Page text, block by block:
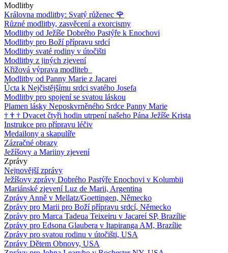
Modlitby
Královna modlitby: Svatý růženec 🌹
Různé modlitby, zasvěcení a exorcismy
Modlitby od Ježíše Dobrého Pastýře k Enochovi
Modlitby pro Boží přípravu srdcí
Modlitby svaté rodiny v útočišti
Modlitby z jiných zjevení
Křižová výprava modliteb
Modlitby od Panny Marie z Jacarei
Úcta k Nejčistějšímu srdci svatého Josefa
Modlitby pro spojení se svatou láskou
Plamen lásky Neposkvrněného Srdce Panny Marie
† † † Dvacet čtyři hodin utrpení našeho Pána Ježíše Krista
Instrukce pro přípravu léčiv
Medailony a skapulíře
Zázračné obrazy
Ježíšovy a Mariiny zjevení
Zprávy
Nejnovější zprávy
Ježíšovy zprávy Dobrého Pastýře Enochovi v Kolumbii
Mariánské zjevení Luz de Marii, Argentina
Zprávy Anně v Mellatz/Goettingen, Německo
Zprávy pro Marii pro Boží přípravu srdcí, Německo
Zprávy pro Marca Tadeua Teixeiru v Jacareí SP, Brazílie
Zprávy pro Edsona Glaubera v Itapiranga AM, Brazílie
Zprávy pro svatou rodinu v útočišti, USA
Zprávy Dětem Obnovy, USA